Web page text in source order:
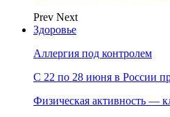
Prev Next
Здоровье
Аллергия под контролем
С 22 по 28 июня в России
Физическая активность —